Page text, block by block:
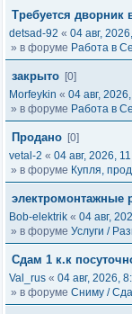
Требуется дворник
detsad-92 « 04 авг,
» в форуме Работа в
закрыто [0]
Morfeykin « 04 авг,
» в форуме Работа в
Продано [0]
vetal-2 « 04 авг, 2026,
» в форуме Купля,
электромонтажные
Bob-elektrik « 04 авг,
» в форуме Услуги /
Сдам 1 к.к
Val_rus « 04 авг, 2026,
» в форуме Сниму /